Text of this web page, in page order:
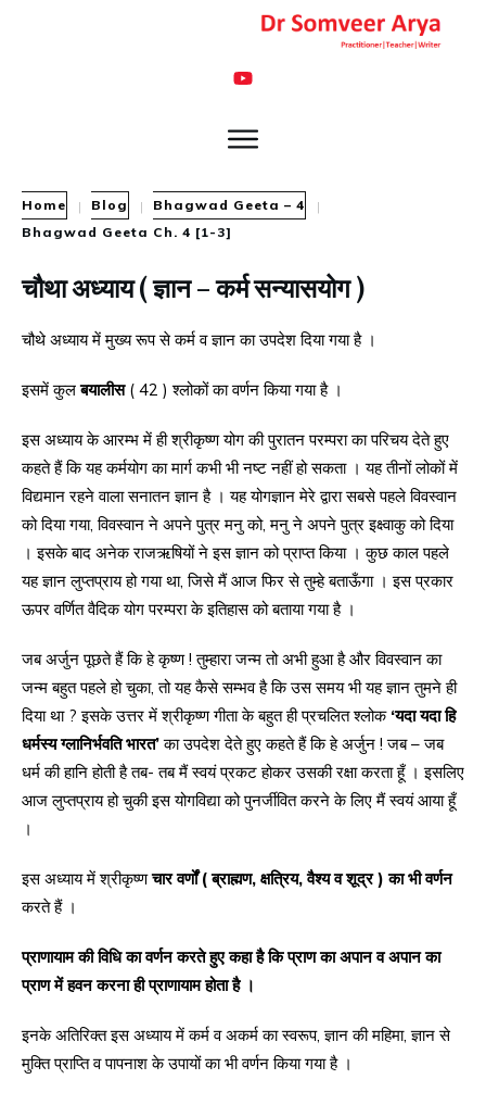
Home | Blog | Bhagwad Geeta – 4
|
Bhagwad Geeta Ch. 4 [1-3]
चौथा अध्याय ( ज्ञान – कर्म सन्यासयोग )
चौथे अध्याय में मुख्य रूप से कर्म व ज्ञान का उपदेश दिया गया है ।
इसमें कुलबयालीस ( 42 ) श्लोकों का वर्णन किया गया है ।
इस अध्याय के आरम्भ में ही श्रीकृष्ण योग की पुरातन परम्परा का परिचय देते हुए
कहते हैं कि यह कर्मयोग का मार्ग कभी भी नष्ट नहीं हो सकता । यह तीनों लोकों में
विद्यमान रहने वाला सनातन ज्ञान है । यह योगज्ञान मेरे द्वारा सबसे पहले विवस्वान
को दिया गया, विवस्वान ने अपने पुत्र मनु को, मनु ने अपने पुत्र इक्ष्वाकु को दिया
। इसके बाद अनेक राजऋषियों ने इस ज्ञान को प्राप्त किया । कुछ काल पहले
यह ज्ञान लुप्तप्राय हो गया था, जिसे मैं आज फिर से तुम्हे बताऊँगा । इस प्रकार
ऊपर वर्णित वैदिक योग परम्परा के इतिहास को बताया गया है ।
जब अर्जुन पूछते हैं कि हे कृष्ण ! तुम्हारा जन्म तो अभी हुआ है और विवस्वान का
जन्म बहुत पहले हो चुका, तो यह कैसे सम्भव है कि उस समय भी यह ज्ञान तुमने ही
दिया था ? इसके उत्तर में श्रीकृष्ण गीता के बहुत ही प्रचलित श्लोक ‘यदा यदा हि
धर्मस्य ग्लानिर्भवति भारत’का उपदेश देते हुए कहते हैं कि हे अर्जुन ! जब – जब
धर्म की हानि होती है तब- तब मैं स्वयं प्रकट होकर उसकी रक्षा करता हूँ । इसलिए
आज लुप्तप्राय हो चुकी इस योगविद्या को पुनर्जीवित करने के लिए मैं स्वयं आया हूँ
।
इस अध्याय में श्रीकृष्णचार वर्णों ( ब्राह्मण, क्षत्रिय, वैश्य व शूद्र ) का भी वर्णन
करते हैं ।
प्राणायाम की विधि का वर्णन करते हुए कहा है कि प्राण का अपान व अपान का
प्राण में हवन करना ही प्राणायाम होता है ।
इनके अतिरिक्त इस अध्याय में कर्म व अकर्म का स्वरूप, ज्ञान की महिमा, ज्ञान से
मुक्ति प्राप्ति व पापनाश के उपायों का भी वर्णन किया गया है ।